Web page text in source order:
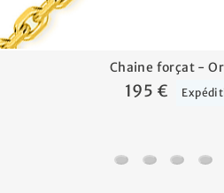
Chaine forçat -
195 €
Chaine forçat -
ChaineChaine